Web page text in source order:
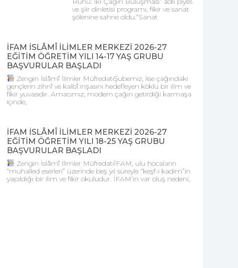
ve şiir dinletisi programı, fikir ve sanat
şölenine sahne oldu.“Sanat
İFAM İSLÂMÎ İLİMLER MERKEZİ 2026-27
EĞİTİM ÖĞRETİM YILI 14-17 YAŞ GRUBU
BAŞVURULAR BAŞLADI
Zengin İslâmî İlimler MüfredatıŞubemiz, lise çağındaki
gençlerin zihnî ve kalbî inşasını hedefleyen köklü bir ilim ve
fikir yuvasıdır. Amacımız; modern çağın getirdiği karmaşa
içinde,
İFAM İSLÂMÎ İLİMLER MERKEZİ 2026-27
EĞİTİM ÖĞRETİM YILI 18-25 YAŞ GRUBU
BAŞVURULAR BAŞLADI
Zengin İslâmî İlimler MüfredatıİFAM, ulu hocaların
“muhalled eserleri” üzerinde beş yıl süreyle “keşf-i kadim”in
yapıldığı bir ilim ve fikir okuludur. İFAM’ın var oluş nedeni,